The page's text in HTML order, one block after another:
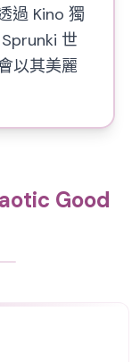
過 Kino 獨
世
以其美麗
Good